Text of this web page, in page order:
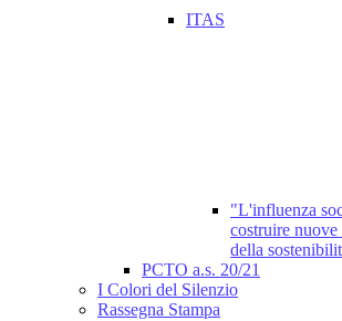
ITAS
"L'influenza
costruire
della
PCTO a.s. 20/21
I Colori del Silenzio
Rassegna Stampa